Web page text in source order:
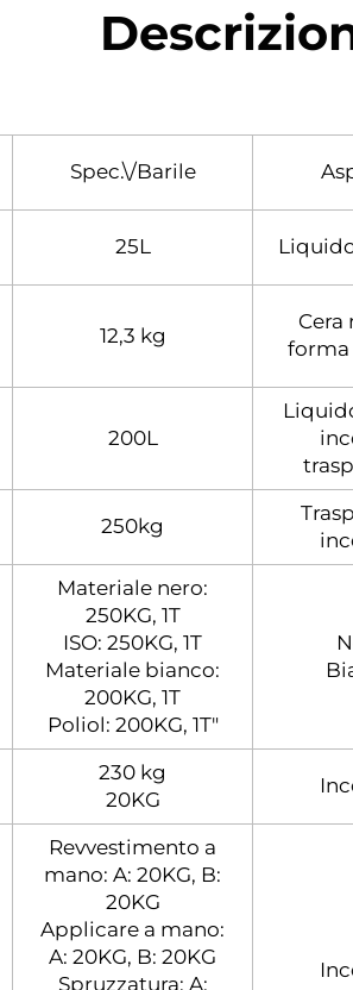
Spec.\/Barile
25L
12,3 kg
Cera
forma
200L
250kg
Materiale nero:
250KG, 1T
ISO: 250KG, 1T
Materiale bianco:
200KG, 1T
Poliol: 200KG, 1T"
230 kg
20KG
Revvestimento a
mano: A: 20KG, B:
20KG
Applicare a mano:
A: 20KG, B: 20KG
Spruzzatura: A: